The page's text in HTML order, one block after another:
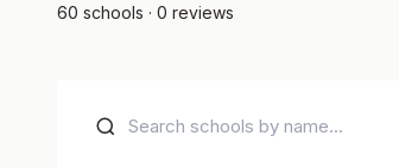
60 schools · 0 reviews